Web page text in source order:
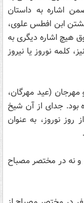
اشاره به داستان
ابن افطس علوى،
هيچ اشاره ديگرى به
کلمه نوروز يا نيروز
(عيد مهرگان،
بود. جداى از آن شيخ
نوروز، به عنوان
نه در مختصر مصباح